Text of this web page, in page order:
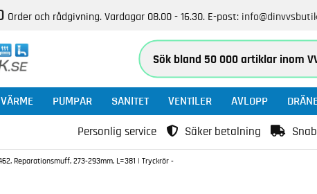
Order och rådgivning. Vardagar 08.00 - 16.30. E-post:
VÄRME PUMPAR SANITET VENTILER AVLOPP
Personlig service Säker betalning
Reparationsmuff, 273-293mm, L=381 | Tryckrör -